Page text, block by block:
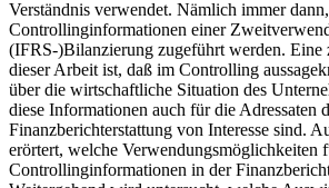
Verständnis verwendet. Nämlich immer
Controllinginformationen einer
(IFRS-)Bilanzierung zugeführt werden. Eine
dieser Arbeit ist, daß im Controlling
über die wirtschaftliche Situation des
diese Informationen auch für die Adressaten
Finanzberichterstattung von Interesse sind.
erörtert, welche Verwendungsmöglichkeiten
Controllinginformationen in der